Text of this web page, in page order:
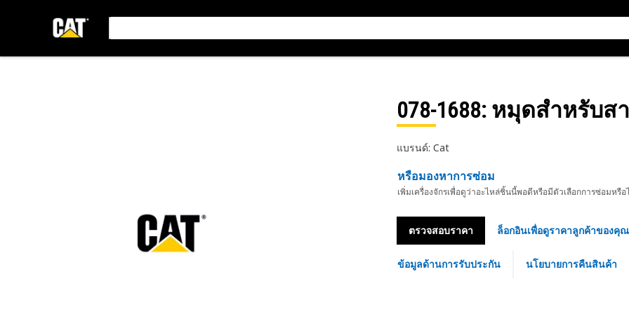
078-1688: หมุดสำหรับส
แบรนด์: Cat
หรือมองหาการซ่อม
เพิ่มเครื่องจักรเพื่อดูว่าอะไหล่ชิ้นนี้พอดีหรือมีตัวเลือกการซ่อมหรือ
ตรวจสอบราคา ล็อกอินเพื่อดูราคาลูกค้าของคุณ
ข้อมูลด้านการรับประกัน นโยบายการคืนสินค้า